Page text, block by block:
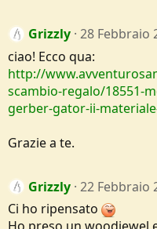
Grizzly 28 Febbraio
ciao! Ecco qua:
http://
scambio-regalo/18551-
gerber-gator-ii-
Grazie a te.
Grizzly 22 Febbraio
Ci ho ripensato